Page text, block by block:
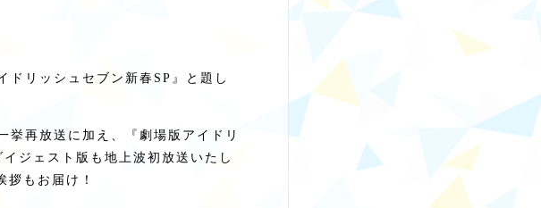
ドリッシュセブン新春SP』と題し
再放送に加え、『劇場版アイドリ
ジェスト版も地上波初放送いたし
もお届け！